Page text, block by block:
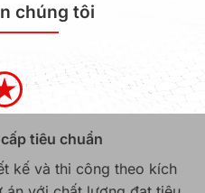
chúng tôi
tiêu chuẩn
kế và thi công theo kích